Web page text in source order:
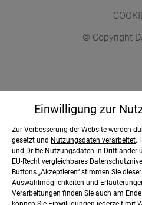
© Copyright
Einwilligung zur
Zur Verbesserung der Website werden
gesetzt und Nutzungsdaten verarbeitet.
und Dritte Nutzungsdaten in Drittländer
EU-Recht vergleichbares
Buttons „Akzeptieren“ stimmen Sie
Auswahlmöglichkeiten und
Verarbeitungen finden Sie auch am